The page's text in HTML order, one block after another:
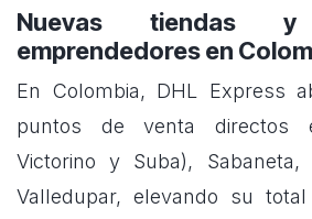
Nuevas tiendas
emprendedores en
En Colombia, DHL Express
puntos de venta directos
Victorino y Suba),
Valledupar, elevando su